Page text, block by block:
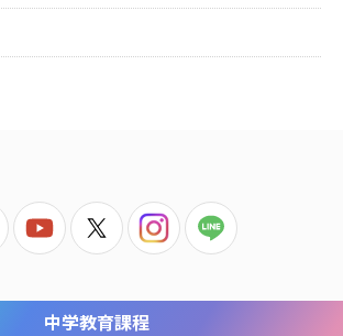
中学教育課程